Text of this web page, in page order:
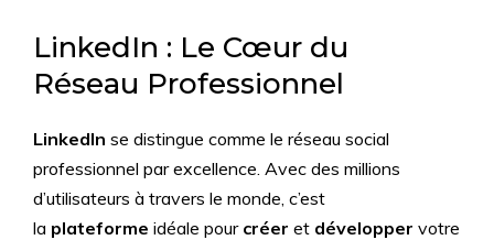
LinkedIn : Le Cœur du
Réseau Professionnel
LinkedIn se distingue comme le réseau social
professionnel par excellence. Avec des millions
d’utilisateurs à travers le monde, c’est
la plateforme idéale pour créer et développer votre